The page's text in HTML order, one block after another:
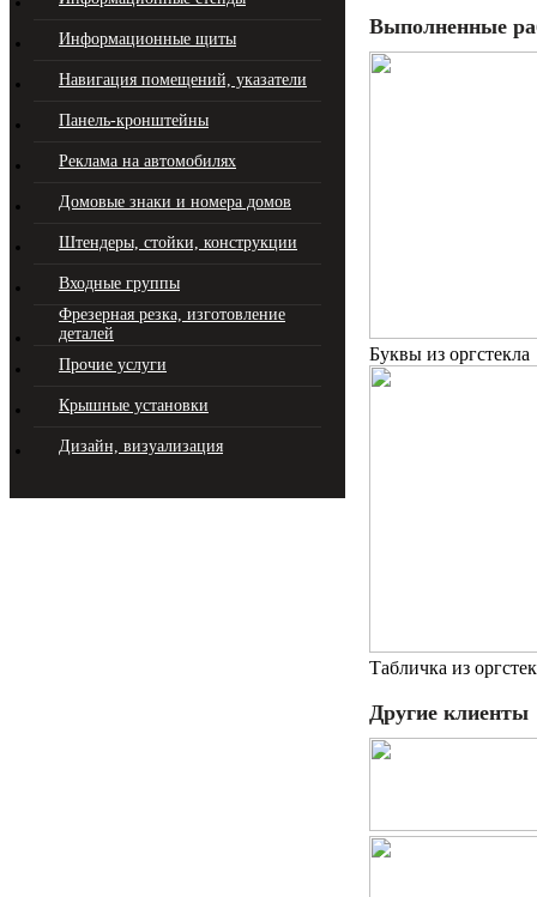
Информационные щиты
Навигация помещений, указатели
Панель-кронштейны
Реклама на автомобилях
Домовые знаки и номера домов
Штендеры, стойки, конструкции
Входные группы
Фрезерная резка, изготовление
деталей
Прочие услуги
Крышные установки
Дизайн, визуализация
Выполненные
Буквы из оргстекла
Табличка из
Другие клиенты